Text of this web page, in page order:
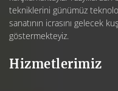
tekniklerini günümüz
sanatının icrasını gelecek
göstermekteyiz.
Hizmetlerimiz